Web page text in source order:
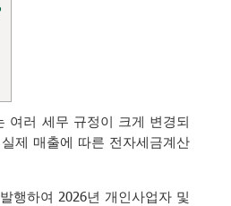
여러 세무 규정이 크게 변경되
제 매출에 따른 전자세금계산
행하여 2026년 개인사업자 및